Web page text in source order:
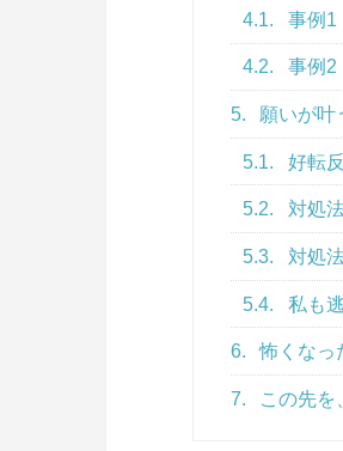
4.1. 事例
4.2. 事例
5. 願いが叶
5.1. 好転
5.2. 対処
5.3. 対処
5.4. 私も
6. 怖くなっ
7. この先を